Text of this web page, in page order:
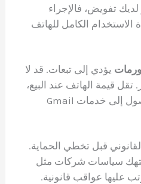
تفويض، فالإجراء
الكامل للهاتف
يؤدي إلى تبعات. قد لا
تقل قيمة الهاتف عند البيع،
وتصبح غير قادرة على الوصول إلى خدمات Gmail
قبل تخطي الحماية.
سياسات شركات مثل